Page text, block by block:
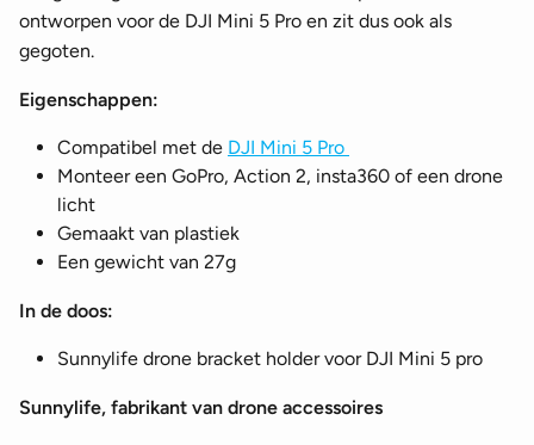
ontworpen voor de DJI Mini 5 Pro en zit dus ook als
gegoten.
Eigenschappen:
Compatibel met de DJI Mini 5 Pro
Monteer een GoPro, Action 2, insta360 of een drone
licht
Gemaakt van plastiek
Een gewicht van 27g
In de doos:
Sunnylife drone bracket holder voor DJI Mini 5 pro
Sunnylife, fabrikant van drone accessoires